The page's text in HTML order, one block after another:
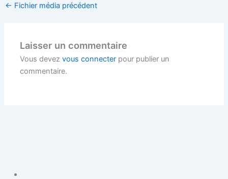
← Fichier média précédent
Laisser un commentaire
Vous devezvous connecter pour publier un
commentaire.